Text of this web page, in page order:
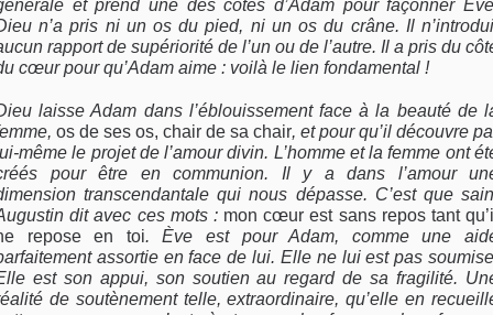
et prend une des côtes d’Adam pour façonner
n’a pris ni un os du pied, ni un os du crâne. Il
rapport de supériorité de l’un ou de l’autre. Il a pris du
cœur pour qu’Adam aime : voilà le lien fondamental !
laisse Adam dans l’éblouissement face à la beauté de
os de ses os, chair de sa chair, et pour qu’il découvre
même le projet de l’amour divin. L’homme et la femme ont
pour être en communion. Il y a dans l’amour
transcendantale qui nous dépasse. C’est que
dit avec ces mots : mon cœur est sans repos tant
repose en toi. Ève est pour Adam, comme une
assortie en face de lui. Elle ne lui est pas
est son appui, son soutien au regard de sa fragilité.
de soutènement telle, extraordinaire, qu’elle en